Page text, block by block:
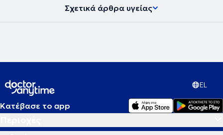
Σχετικά άρθρα υγείας
EL
Κατέβασε το app